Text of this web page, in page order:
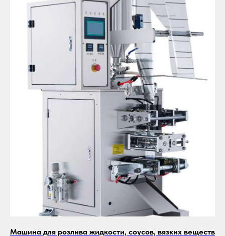
Машина для розлива жидкости, соусов, вязких веществ